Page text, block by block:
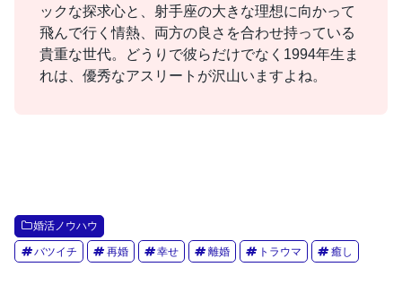
ックな探求心と、射手座の大きな理想に向かって
飛んで行く情熱、両方の良さを合わせ持っている
貴重な世代。どうりで彼らだけでなく1994年生ま
れは、優秀なアスリートが沢山いますよね。
婚活ノウハウ
バツイチ 再婚 幸せ 離婚 トラウマ 癒し